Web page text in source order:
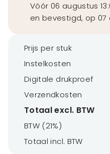
Vóór 06 augustus
en bevestigd, op 07
Prijs per stuk
Instelkosten
Digitale drukproef
Verzendkosten
Totaal excl. BTW
BTW (21%)
Totaal incl. BTW